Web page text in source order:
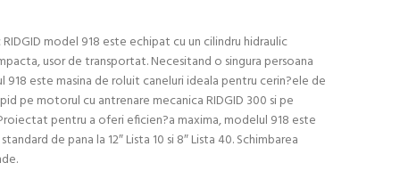
model 918 este echipat cu un cilindru hidraulic
usor de transportat. Necesitand o singura persoana
este masina de roluit caneluri ideala pentru cerin?ele de
pe motorul cu antrenare mecanica RIDGID 300 si pe
pentru a oferi eficien?a maxima, modelul 918 este
de pana la 12″ Lista 10 si 8″ Lista 40. Schimbarea